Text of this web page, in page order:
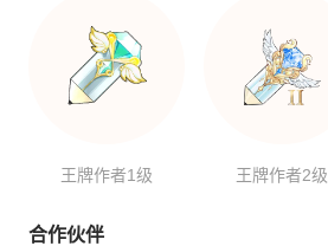
王牌作者1级 王牌作者2级
合作伙伴